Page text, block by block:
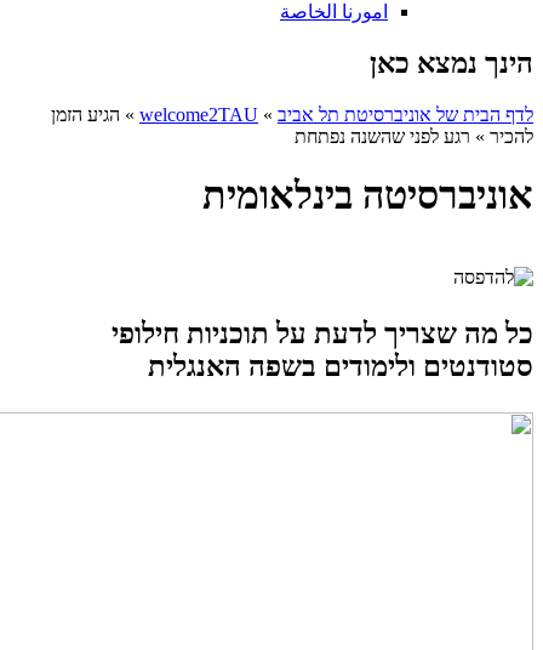
امورنا الخاصة
הינך נמצא כאן
לדף הבית של אוניברסיטת תל אביב »
welcome2TAU
» הגיע הזמן
להכיר » רגע לפני שהשנה נפתחת
אוניברסיטה בינלאומית
כל מה שצריך לדעת על תוכניות חילופי
סטודנטים ולימודים בשפה האנגלית